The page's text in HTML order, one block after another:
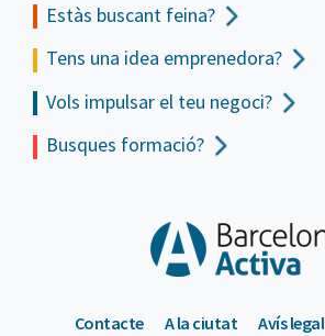
Estàs buscant feina?
Tens una idea emprenedora?
Vols impulsar el teu negoci?
Busques formació?
Contacte A la ciutat Avís legal